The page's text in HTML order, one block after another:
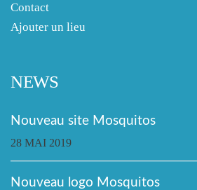
Contact
Ajouter un lieu
NEWS
Nouveau site Mosquitos
28 MAI 2019
Nouveau logo Mosquitos